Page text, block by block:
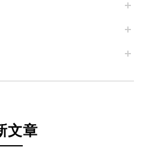
文章